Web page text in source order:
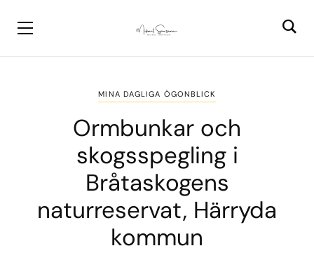
MINA DAGLIGA ÖGONBLICK
Ormbunkar och
skogsspegling i
Bråtaskogens
naturreservat, Härryda
kommun